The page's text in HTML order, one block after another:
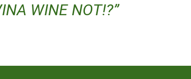
WINE NOT!?”